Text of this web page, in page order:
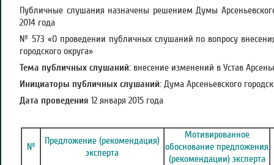
Публичные слушания назначены решением Думы
2014 года
№ 573 «О проведении публичных слушаний по вопросу
городского округа»
Тема публичных слушаний: внесение изменений в Устав
Инициаторы публичных слушаний: Дума Арсеньевского
Дата проведения 12 января 2015 года
№
Предложение (рекомендация)
эксперта
Мотивированное
обоснование предложения
(рекомендации) эксперта